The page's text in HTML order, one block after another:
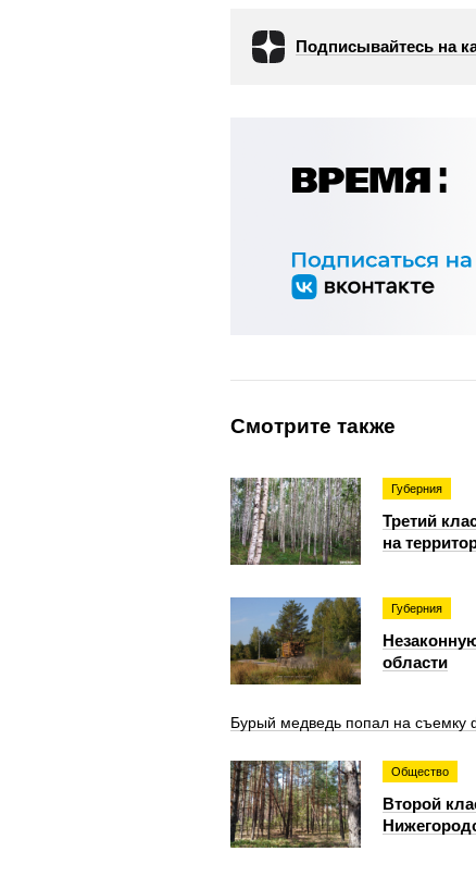
Подписывайтесь на
Смотрите также
Губерния
Третий
на
Губерния
области
Бурый медведь попал на съемку
Общество
Второй